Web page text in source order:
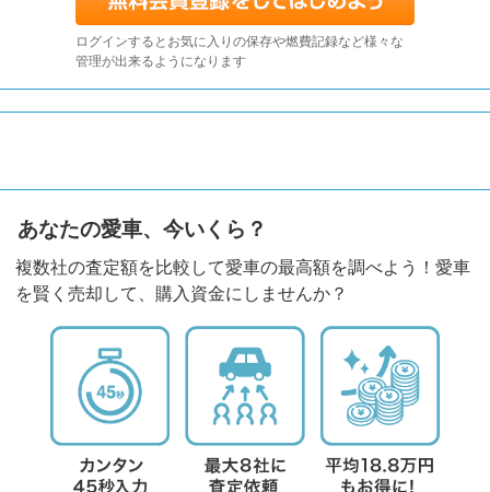
ログインするとお気に入りの保存や燃費記録など様々な
管理が出来るようになります
あなたの愛車、今いくら？
複数社の査定額を比較して愛車の最高額を調べよう！愛車
を賢く売却して、購入資金にしませんか？